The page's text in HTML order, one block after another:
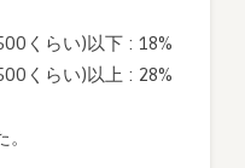
くらい)以下 : 18%
くらい)以上 : 28%